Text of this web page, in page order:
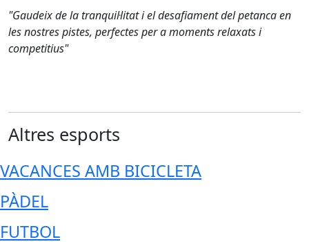
"Gaudeix de la tranquil·litat i el desafiament del petanca en
les nostres pistes, perfectes per a moments relaxats i
competitius"
Altres esports
VACANCES AMB BICICLETA
PÀDEL
FUTBOL